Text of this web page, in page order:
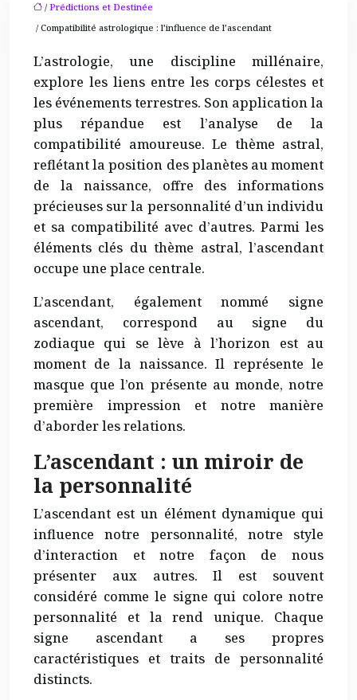
/ Prédictions et Destinée
/ Compatibilité astrologique : l’influence de l’ascendant
L’astrologie, une discipline millénaire,
explore les liens entre les corps célestes et
les événements terrestres. Son application la
plus répandue est l’analyse de la
compatibilité amoureuse. Le thème astral,
reflétant la position des planètes au moment
de la naissance, offre des informations
précieuses sur la personnalité d’un individu
et sa compatibilité avec d’autres. Parmi les
éléments clés du thème astral, l’ascendant
occupe une place centrale.
L’ascendant, également nommé signe
ascendant, correspond au signe du
zodiaque qui se lève à l’horizon est au
moment de la naissance. Il représente le
masque que l’on présente au monde, notre
première impression et notre manière
d’aborder les relations.
L’ascendant : un miroir de
la personnalité
L’ascendant est un élément dynamique qui
influence notre personnalité, notre style
d’interaction et notre façon de nous
présenter aux autres. Il est souvent
considéré comme le signe qui colore notre
personnalité et la rend unique. Chaque
signe ascendant a ses propres
caractéristiques et traits de personnalité
distincts.